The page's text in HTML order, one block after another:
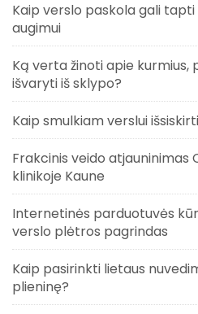
Kaip verslo paskola gali
augimui
Ką verta žinoti apie kurmius,
išvaryti iš sklypo?
Kaip smulkiam verslui
Frakcinis veido atjauninimas
klinikoje Kaune
Internetinės parduotuvės
verslo plėtros pagrindas
Kaip pasirinkti lietaus
plieninę?